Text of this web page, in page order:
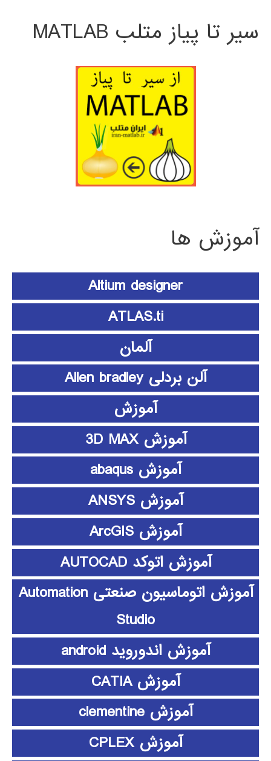
سیر تا پیاز متلب MATLAB
آموزش ها
Altium designer
ATLAS.ti
آلمان
آلن بردلی Allen bradley
آموزش
آموزش 3D MAX
آموزش abaqus
آموزش ANSYS
آموزش ArcGIS
آموزش اتوکد AUTOCAD
آموزش اتوماسیون صنعتی Automation
Studio
آموزش اندوروید android
آموزش CATIA
آموزش clementine
آموزش CPLEX